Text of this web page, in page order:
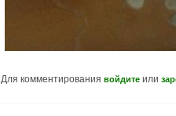
Для комментирования войдите или